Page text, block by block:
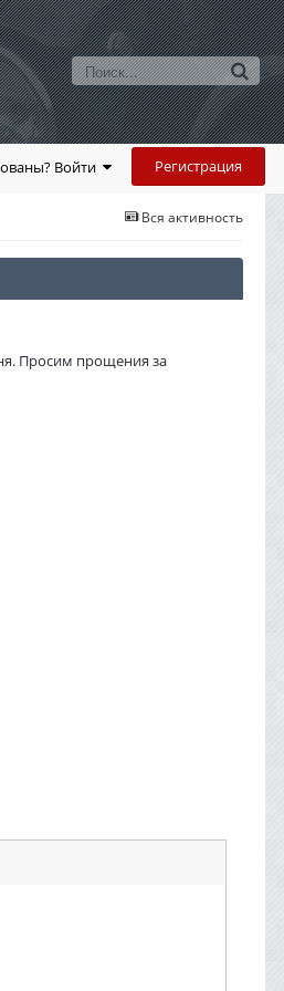
Войти Регистрация
Вся активность
Просим прощения за